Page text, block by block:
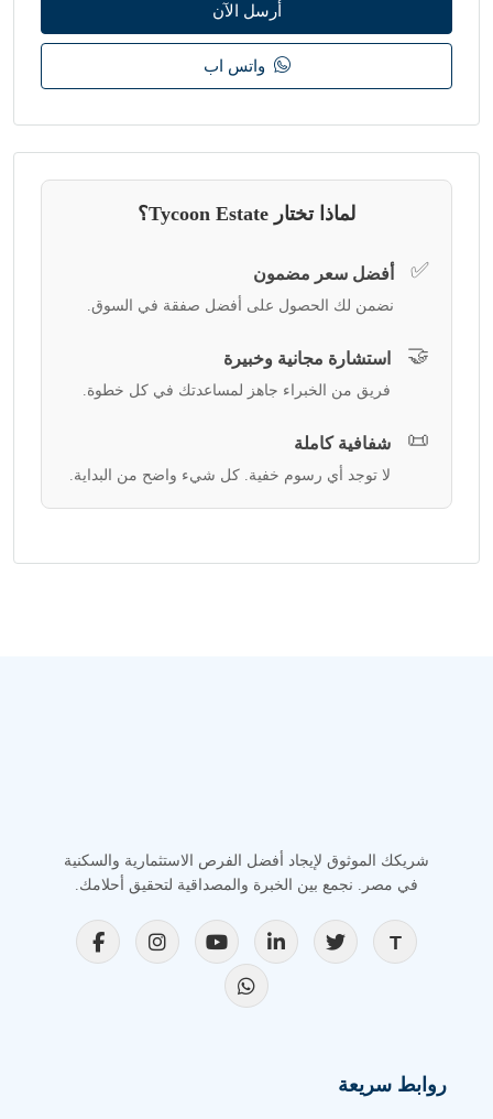
أرسل الآن
واتس اب
لماذا تختار Tycoon Estate؟
✅ أفضل سعر مضمون
نضمن لك الحصول على أفضل صفقة في السوق.
🤝 استشارة مجانية وخبيرة
فريق من الخبراء جاهز لمساعدتك في كل خطوة.
📜 شفافية كاملة
لا توجد أي رسوم خفية. كل شيء واضح من البداية.
شريكك الموثوق لإيجاد أفضل الفرص الاستثمارية والسكنية
في مصر. نجمع بين الخبرة والمصداقية لتحقيق أحلامك.
روابط سريعة